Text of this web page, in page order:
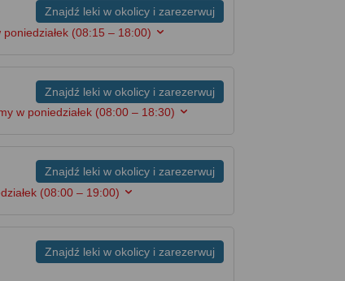
Znajdź leki w okolicy i zarezerwuj
(08:15 – 18:00)
Znajdź leki w okolicy i zarezerwuj
w poniedziałek (08:00 – 18:30)
Znajdź leki w okolicy i zarezerwuj
(08:00 – 19:00)
Znajdź leki w okolicy i zarezerwuj